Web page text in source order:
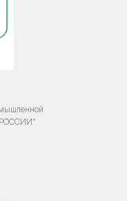
РОССИИ"